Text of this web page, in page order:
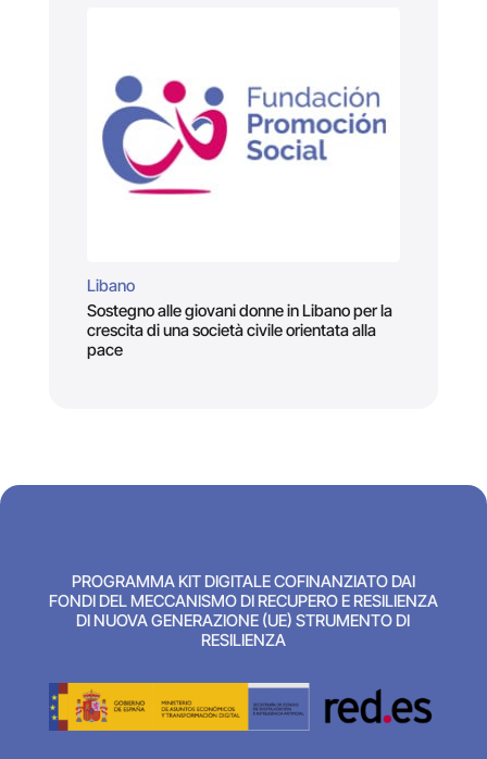
Sostegno alle giovani donne in Libano per la
crescita di una società civile orientata alla
pace
Libano
PROGRAMMA KIT DIGITALE COFINANZIATO DAI
FONDI DEL MECCANISMO DI RECUPERO E RESILIENZA
DI NUOVA GENERAZIONE (UE) STRUMENTO DI
RESILIENZA